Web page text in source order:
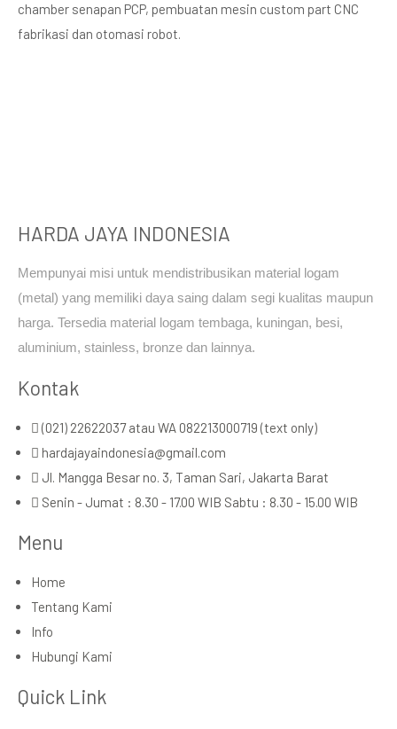
chamber senapan PCP, pembuatan mesin custom part CNC
fabrikasi dan otomasi robot.
HARDA JAYA INDONESIA
Mempunyai misi untuk mendistribusikan material logam
(metal) yang memiliki daya saing dalam segi kualitas maupun
harga. Tersedia material logam tembaga, kuningan, besi,
aluminium, stainless, bronze dan lainnya.
Kontak
(021) 22622037 atau WA 082213000719 (text only)
hardajayaindonesia@gmail.com
Jl. Mangga Besar no. 3, Taman Sari, Jakarta Barat
Senin - Jumat : 8.30 - 17.00 WIB Sabtu : 8.30 - 15.00 WIB
Menu
Home
Tentang Kami
Info
Hubungi Kami
Quick Link